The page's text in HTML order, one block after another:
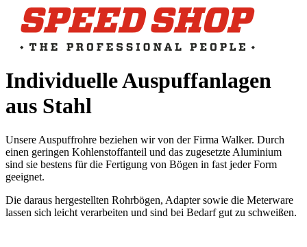
Individuelle Auspuffanlagen
aus Stahl
Unsere Auspuffrohre beziehen wir von der Firma Walker. Durch
einen geringen Kohlenstoffanteil und das zugesetzte Aluminium
sind sie bestens für die Fertigung von Bögen in fast jeder Form
geeignet.
Die daraus hergestellten Rohrbögen, Adapter sowie die Meterware
lassen sich leicht verarbeiten und sind bei Bedarf gut zu schweißen.